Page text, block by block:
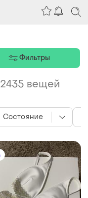
2435 вещей
Состояние
Фильтры